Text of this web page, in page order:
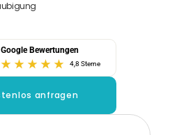
Google Bewertungen
4,8 Sterne
anfragen